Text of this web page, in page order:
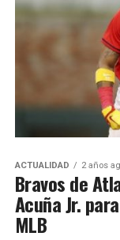
ACTUALIDAD 2 años
Bravos de
Acuña Jr.
MLB